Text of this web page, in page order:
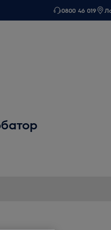
0800 46 019